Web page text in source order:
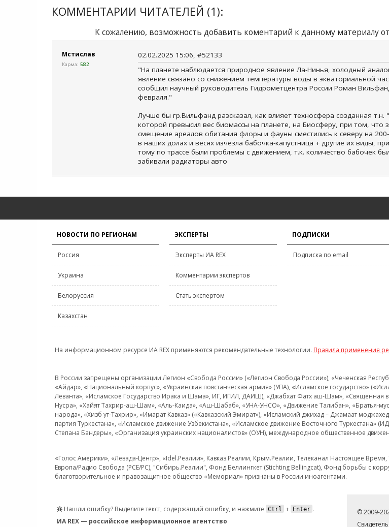
КОММЕНТАРИИ ЧИТАТЕЛЕЙ (1):
К сожалению, возможность добавить коментарий к данному материалу
Мстислав
Карма: 582
02.02.2025 15:06, #52133
"На планете наблюдается природное явление Ла-Нинья, холодный
явление связано со снижением температуры воды в экваториальной
сообщил научный руководитель Гидрометцентра России Роман
февраля."
Лучше бы гр.Вильфанд разсказал, как влияет техносфера созданная т.н.
которой превысил вес биомассы на планете, на Биосферу, при том, что
смещение ареалов обитания флоры и фауны сместились к северу на
в наших долах и весях изчезла бабочка-капустница + другие их виды,
тому по трассе были проблемы с движением, т.к. количество бабочек
забивали радиаторы авто
НОВОСТИ ПО РЕГИОНАМ
Россия
Украина
Белоруссия
Казахстан
ЭКСПЕРТЫ
Эксперты ИА REX
Комментарии экспертов
Стать экспертом
ПОДПИСКИ
Подписка по email
На информационном ресурсе ИА REX применяются рекомендательные технологии. Правила применения
В России запрещены организации Легион «Свобода России» («Легион Свобода России»), «Чеченская
«Айдар», «Национальный корпус», «Украинская повстанческая армия» (УПА), «Исламское государство»
Леванта», «Исламское Государство Ирака и Шама», ИГ, ИГИЛ, ДАИШ), «Джабхат Фатх аш-Шам», «Священная
Нусра», «Хайят Тахрир-аш-Шам», «Аль-Каида», «Аш-Шабаб», «УНА-УНСО», «Движение Талибан», «Братья-
народа», «Хизб ут-Тахрир», «Имарат Кавказ» («Кавказский Эмират»), «Исламский джихад – Джамаат
партия Туркестана», «Исламское движение Узбекистана», «Исламское движение Восточного
Степана Бандеры», «Организация украинских националистов» (ОУН), международное общественное
«Голос Америки», «Левада-Центр», «Idel.Реалии», Кавказ.Реалии, Крым.Реалии, Телеканал Настоящее
Европа/Радио Свобода (PCE/PC), "Сибирь.Реалии", Фонд Беллингкет (Stichting Bellingcat), Фонд борьбы с
благотворительное и правозащитное общество «Мемориал» признаны в России иноагентами.
Нашли ошибку? Выделите текст, содержащий ошибку, и нажмите Ctrl + Enter .
ИА REX — российское информационное агентство
© 2009-